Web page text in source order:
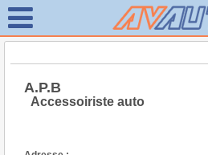
A.P.B
Accessoiriste auto